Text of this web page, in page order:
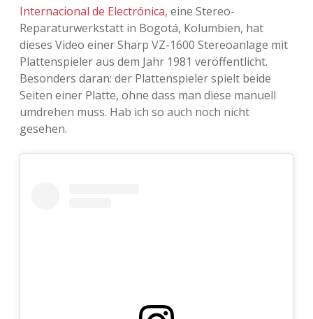
Nur mal so
Täglicher Sinnwahn
Visuelles
Wandnotizen
Adventskalender 2011
Adventskalender 2012
Adventskalender 2013
Adventskalender 2014
Adventskalender 2020
Internacional de Electrónica, eine Stereo-
Reparaturwerkstatt in Bogotá, Kolumbien, hat
dieses Video einer Sharp VZ-1600 Stereoanlage mit
Plattenspieler aus dem Jahr 1981 veröffentlicht.
Besonders daran: der Plattenspieler spielt beide
Seiten einer Platte, ohne dass man diese manuell
umdrehen muss. Hab ich so auch noch nicht
gesehen.